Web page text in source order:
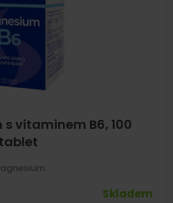
s vitaminem B6, 100
tablet
Skladem